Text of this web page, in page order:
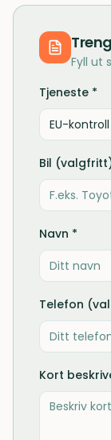
Fyll ut
Tjeneste *
EU-kontroll
Bil
Navn *
Telefon
Kort